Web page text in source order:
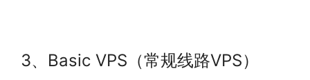
3、Basic VPS（常规线路VPS）